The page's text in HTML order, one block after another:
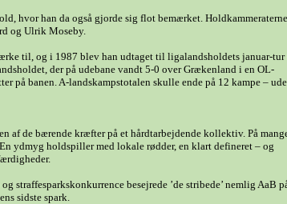
hvor han da også gjorde sig flot bemærket. Holdkammeraterne
og Ulrik Moseby.
til, og i 1987 blev han udtaget til ligalandsholdets januar-
der på udebane vandt 5-0 over Grækenland i en OL-
på banen. A-landskampstotalen skulle ende på 12 kampe –
af de bærende kræfter på et hårdtarbejdende kollektiv. På
ydmyg holdspiller med lokale rødder, en klart defineret – og
straffesparkskonkurrence besejrede ’de stribede’ nemlig AaB
sidste spark.